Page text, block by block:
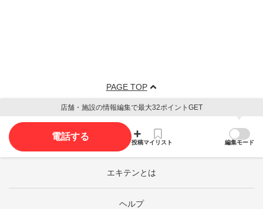
PAGE TOP
店舗・施設の情報編集で最大32ポイントGET
電話する
投稿マイリスト 編集モード
エキテンとは
ヘルプ